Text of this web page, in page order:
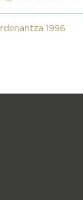
1996